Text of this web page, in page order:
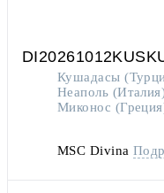
Кушадасы
Неаполь
Миконос
MSC Divina